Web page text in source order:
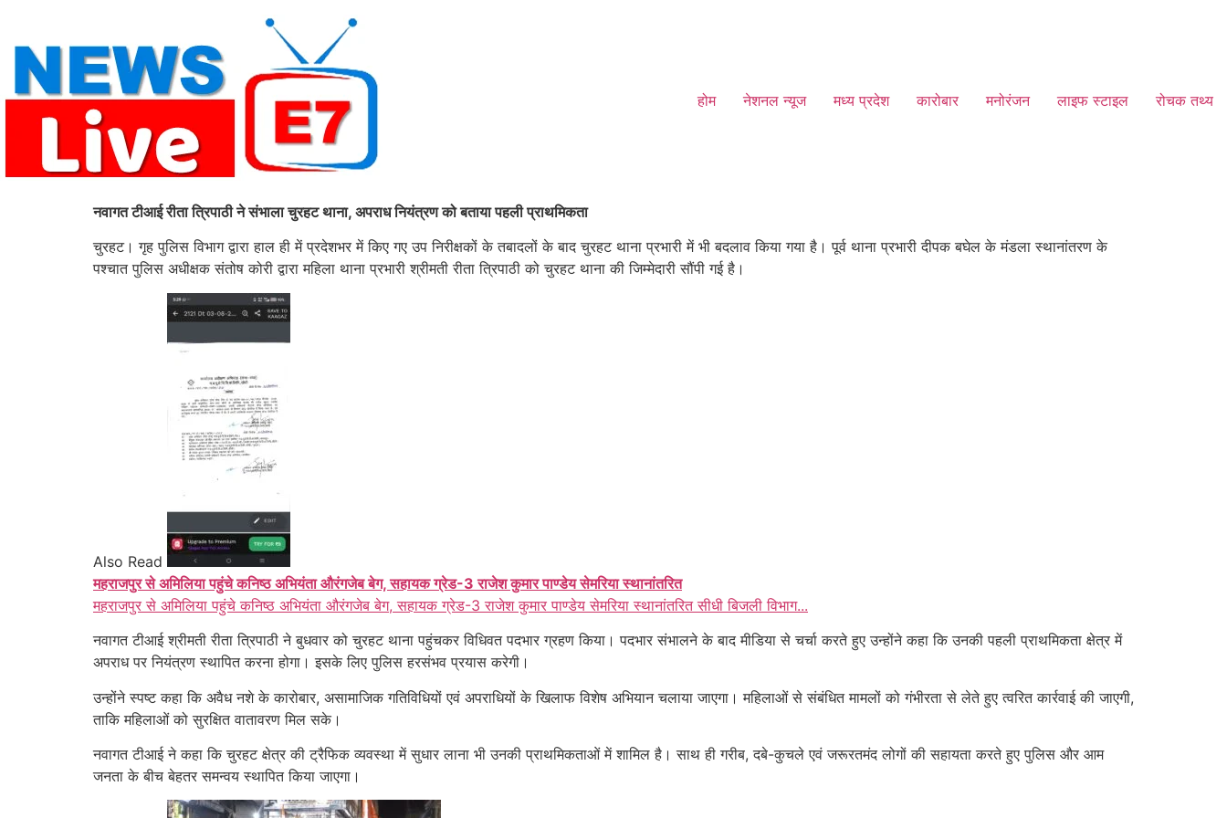
content
होम नेशनल न्यूज मध्य प्रदेश कारोबार मनोरंजन लाइफ स्टाइल रोचक तथ्य
नवागत टीआई रीता त्रिपाठी ने संभाला चुरहट थाना, अपराध नियंत्रण को बताया पहली प्राथमिकता
चुरहट। गृह पुलिस विभाग द्वारा हाल ही में प्रदेशभर में किए गए उप निरीक्षकों के तबादलों के बाद चुरहट थाना प्रभारी में भी बदलाव किया गया है। पूर्व थाना प्रभारी दीपक बघेल के मंडला स्थानांतरण के
पश्चात पुलिस अधीक्षक संतोष कोरी द्वारा महिला थाना प्रभारी श्रीमती रीता त्रिपाठी को चुरहट थाना की जिम्मेदारी सौंपी गई है।
Also Read
महराजपुर से अमिलिया पहुंचे कनिष्ठ अभियंता औरंगजेब बेग, सहायक ग्रेड-3 राजेश कुमार पाण्डेय सेमरिया स्थानांतरित
महराजपुर से अमिलिया पहुंचे कनिष्ठ अभियंता औरंगजेब बेग, सहायक ग्रेड-3 राजेश कुमार पाण्डेय सेमरिया स्थानांतरित सीधी बिजली विभाग...
नवागत टीआई श्रीमती रीता त्रिपाठी ने बुधवार को चुरहट थाना पहुंचकर विधिवत पदभार ग्रहण किया। पदभार संभालने के बाद मीडिया से चर्चा करते हुए उन्होंने कहा कि उनकी पहली प्राथमिकता क्षेत्र में
अपराध पर नियंत्रण स्थापित करना होगा। इसके लिए पुलिस हरसंभव प्रयास करेगी।
उन्होंने स्पष्ट कहा कि अवैध नशे के कारोबार, असामाजिक गतिविधियों एवं अपराधियों के खिलाफ विशेष अभियान चलाया जाएगा। महिलाओं से संबंधित मामलों को गंभीरता से लेते हुए त्वरित कार्रवाई की जाएगी,
ताकि महिलाओं को सुरक्षित वातावरण मिल सके।
नवागत टीआई ने कहा कि चुरहट क्षेत्र की ट्रैफिक व्यवस्था में सुधार लाना भी उनकी प्राथमिकताओं में शामिल है। साथ ही गरीब, दबे-कुचले एवं जरूरतमंद लोगों की सहायता करते हुए पुलिस और आम
जनता के बीच बेहतर समन्वय स्थापित किया जाएगा।